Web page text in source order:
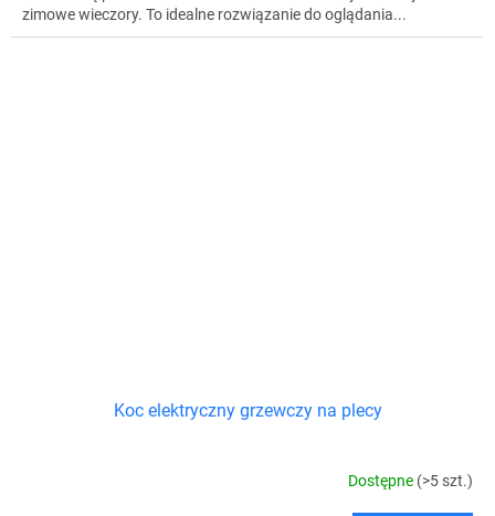
zimowe wieczory. To idealne rozwiązanie do oglądania...
Koc elektryczny grzewczy na plecy
Dostępne (>5 szt.)